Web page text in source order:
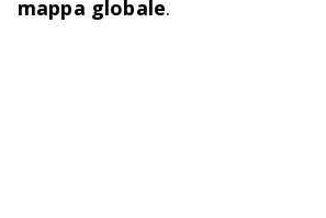
mappa globale.